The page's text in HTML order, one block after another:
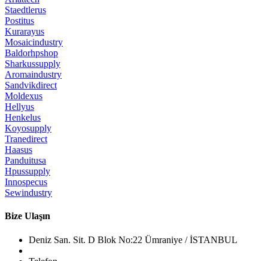
Staedtlerus
Postitus
Kurarayus
Mosaicindustry
Baldorhpshop
Sharkussupply
Aromaindustry
Sandvikdirect
Moldexus
Hellyus
Henkelus
Koyosupply
Tranedirect
Haasus
Panduitusa
Hpussupply
Innospecus
Sewindustry
Bize Ulaşın
Deniz San. Sit. D Blok No:22 Ümraniye / İSTANBUL